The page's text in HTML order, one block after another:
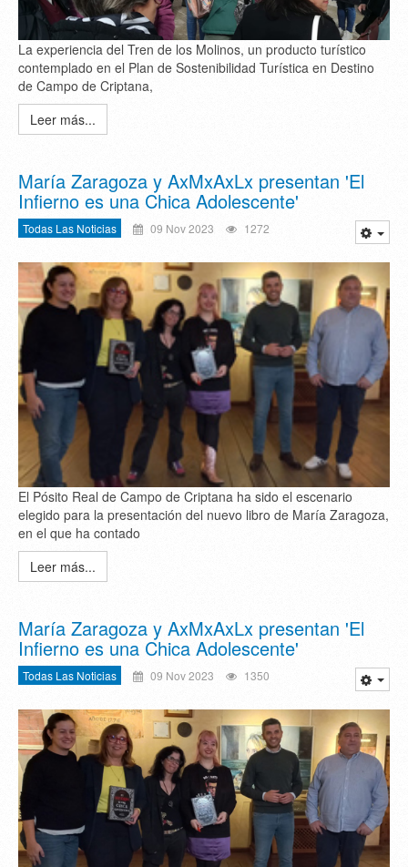
La experiencia del Tren de los Molinos, un producto turístico
contemplado en el Plan de Sostenibilidad Turística en Destino
de Campo de Criptana,
Leer más...
María Zaragoza y AxMxAxLx presentan 'El
Infierno es una Chica Adolescente'
Todas Las Noticias 09 Nov 2023 1272
El Pósito Real de Campo de Criptana ha sido el escenario
elegido para la presentación del nuevo libro de María Zaragoza,
en el que ha contado
Leer más...
María Zaragoza y AxMxAxLx presentan 'El
Infierno es una Chica Adolescente'
Todas Las Noticias 09 Nov 2023 1350